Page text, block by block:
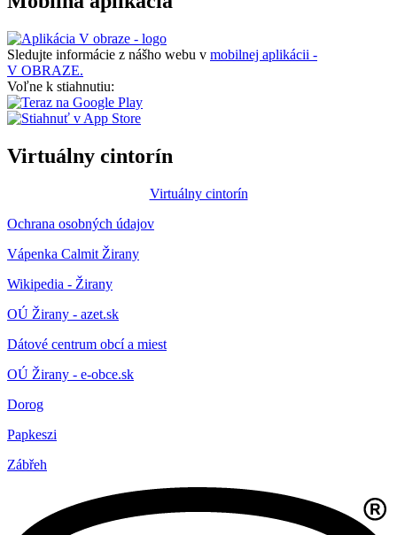
Sledujte informácie z nášho webu v mobilnej aplikácii -
V OBRAZE.
Voľne k stiahnutiu:
Virtuálny cintorín
Virtuálny cintorín
Ochrana osobných údajov
Vápenka Calmit Žirany
Wikipedia - Žirany
OÚ Žirany - azet.sk
Dátové centrum obcí a miest
OÚ Žirany - e-obce.sk
Dorog
Papkeszi
Zábřeh